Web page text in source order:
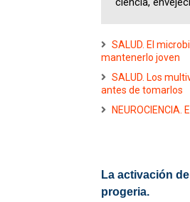
SALUD. El
mantenerlo joven
SALUD. Los
antes de tomarlos
La activación
progeria.